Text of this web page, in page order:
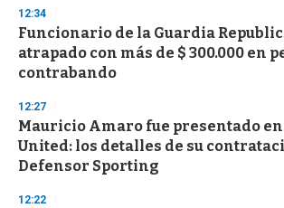
12:34
Funcionario de la Guardia
atrapado con más de $ 300.000 en
contrabando
12:27
Mauricio Amaro fue presentado
United: los detalles de su
Defensor Sporting
12:22